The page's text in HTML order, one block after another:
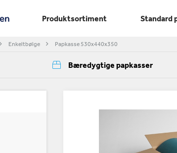
Produktsortiment Standard
Enkeltbølge Papkasse 530x440x350
Bæredygtige papkasser